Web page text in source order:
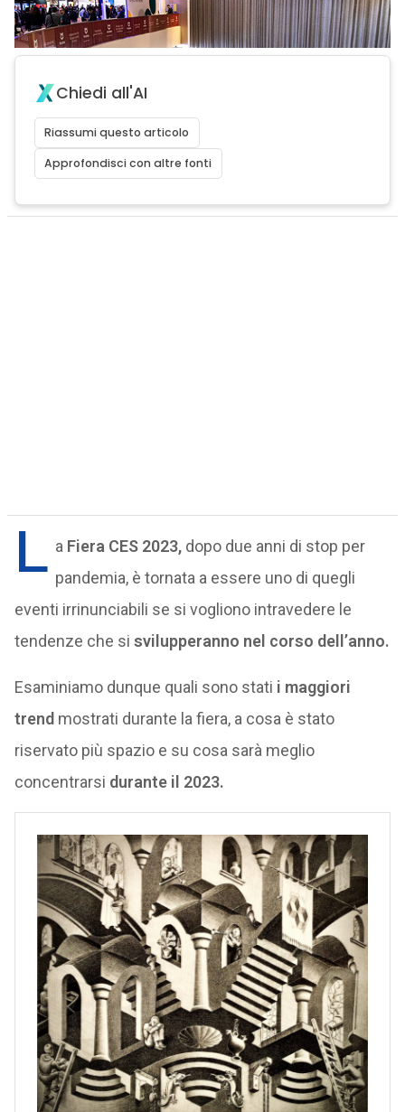
Chiedi all'AI
Riassumi questo articolo
Approfondisci con altre fonti
L a Fiera CES 2023,dopo due anni di stop per
pandemia, è tornata a essere uno di quegli
eventi irrinunciabili se si vogliono intravedere le
tendenze che si svilupperanno nel corso dell’anno.
Esaminiamo dunque quali sono stati i maggiori
trend mostrati durante la fiera, a cosa è stato
riservato più spazio e su cosa sarà meglio
concentrarsi durante il 2023.